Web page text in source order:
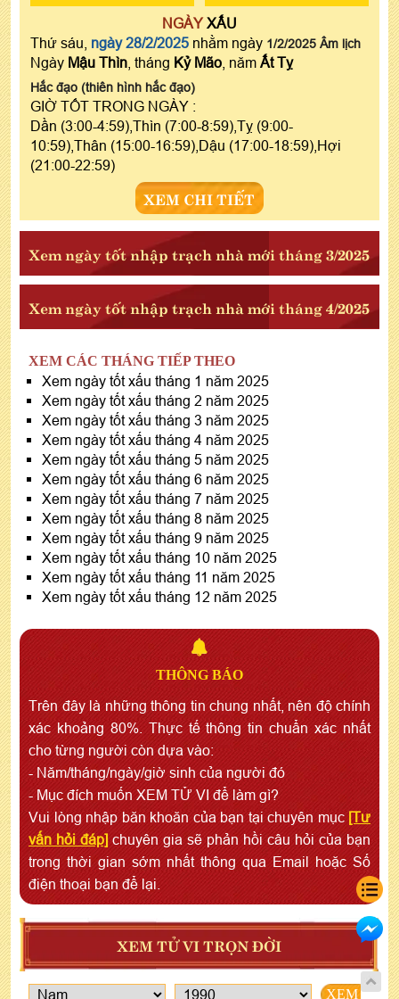
NGÀYXẤU
Thứ sáu, ngày 28/2/2025 nhằm ngày 1/2/2025 Âm lịch
Ngày Mậu Thìn , tháng Kỷ Mão , năm Ất Tỵ
Hắc đạo (thiên hình hắc đạo)
GIỜ TỐT TRONG NGÀY :
Dần (3:00-4:59),Thìn (7:00-8:59),Tỵ (9:00-
10:59),Thân (15:00-16:59),Dậu (17:00-18:59),Hợi
(21:00-22:59)
XEM CHI TIẾT
Xem ngày tốt nhập trạch nhà mới tháng 3/2025
Xem ngày tốt nhập trạch nhà mới tháng 4/2025
XEM CÁC THÁNG TIẾP THEO
Xem ngày tốt xấu tháng 1 năm 2025
Xem ngày tốt xấu tháng 2 năm 2025
Xem ngày tốt xấu tháng 3 năm 2025
Xem ngày tốt xấu tháng 4 năm 2025
Xem ngày tốt xấu tháng 5 năm 2025
Xem ngày tốt xấu tháng 6 năm 2025
Xem ngày tốt xấu tháng 7 năm 2025
Xem ngày tốt xấu tháng 8 năm 2025
Xem ngày tốt xấu tháng 9 năm 2025
Xem ngày tốt xấu tháng 10 năm 2025
Xem ngày tốt xấu tháng 11 năm 2025
Xem ngày tốt xấu tháng 12 năm 2025
THÔNG BÁO
Trên đây là những thông tin chung nhất, nên độ chính
xác khoảng 80%. Thực tế thông tin chuẩn xác nhất
cho từng người còn dựa vào:
- Năm/tháng/ngày/giờ sinh của người đó
- Mục đích muốn XEM TỬ VI để làm gì?
Vui lòng nhập băn khoăn của bạn tại chuyên mục [Tư
vấn hỏi đáp] chuyên gia sẽ phản hồi câu hỏi của bạn
trong thời gian sớm nhất thông qua Email hoặc Số
điện thoại bạn để lại.
XEM TỬ VI TRỌN ĐỜI
XEM